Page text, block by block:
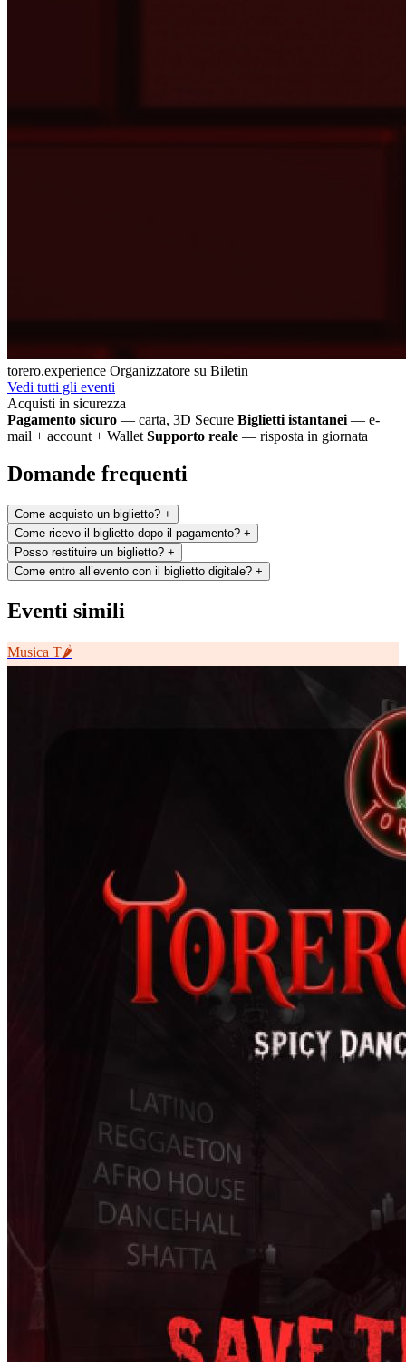
torero.experience Organizzatore su Biletin
Vedi tutti gli eventi
Acquisti in sicurezza
Pagamento sicuro — carta, 3D Secure Biglietti istantanei — e-
mail + account + Wallet Supporto reale — risposta in giornata
Domande frequenti
Come acquisto un biglietto? +
Come ricevo il biglietto dopo il pagamento? +
Posso restituire un biglietto? +
Come entro all’evento con il biglietto digitale? +
Eventi simili
Musica T🌶